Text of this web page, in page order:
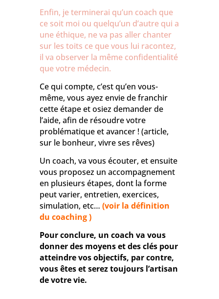
Enfin, je terminerai qu’un coach que
ce soit moi ou quelqu’un d’autre qui a
une éthique, ne va pas aller chanter
sur les toits ce que vous lui racontez,
il va observer la même confidentialité
que votre médecin.
Ce qui compte, c’est qu’en vous-
même, vous ayez envie de franchir
cette étape et osiez demander de
l’aide, afin de résoudre votre
problématique et avancer !(article,
sur le bonheur, vivre ses rêves)
Un coach, va vous écouter, et ensuite
vous proposez un accompagnement
en plusieurs étapes, dont la forme
peut varier, entretien, exercices,
simulation, etc… (voir la définition
du coaching )
Pour conclure, un coach va vous
donner des moyens et des clés pour
atteindre vos objectifs, par contre,
vous êtes et serez toujours l’artisan
de votre vie.